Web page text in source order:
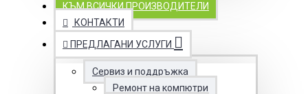
КЪМ ВСИЧКИ ПРОИЗВОДИТЕЛИ
КОНТАКТИ
ПРЕДЛАГАНИ УСЛУГИ
Сервиз и поддръжка
Ремонт на компютри